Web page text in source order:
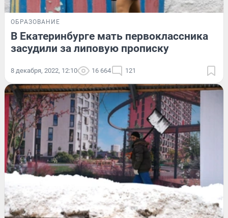
ОБРАЗОВАНИЕ
В Екатеринбурге мать первоклассника
засудили за липовую прописку
8 декабря, 2022, 12:10 16 664 121